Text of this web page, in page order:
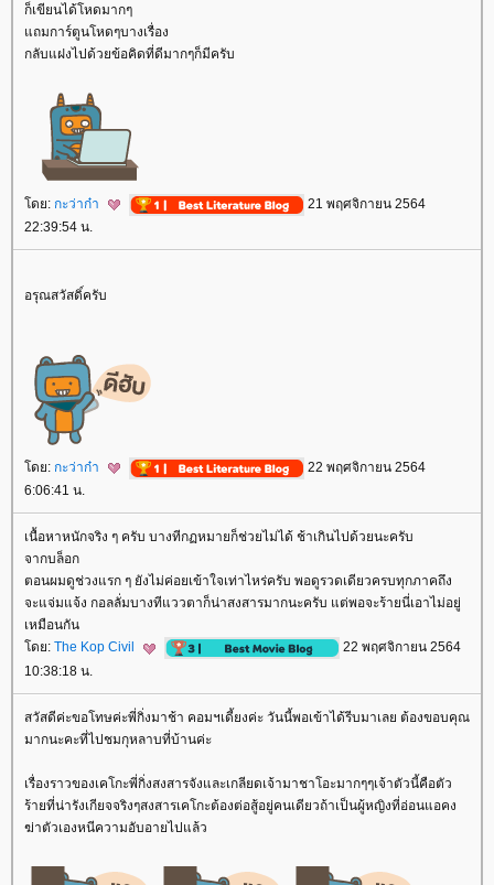
ก็เขียนได้โหดมากๆ
ถมการ์ตูนโหดๆบางเรื่อง
กลับแฝงไปด้วยข้อคิดที่ดีมากๆก็มีครับ
ดย: กะว่าก๋า
21 พฤศจิกายน 2564
22:39:54 น.
อรุณสวัสดิ์ครับ
ดย: กะว่าก๋า
22 พฤศจิกายน 2564
6:06:41 น.
เนื้อหาหนักจริง ๆ ครับ บางทีกฏหมายก็ช่วยไม่ได้ ช้าเกินไปด้วยนะครับ
จากบล็อก
ตอนผมดูช่วงแรก ๆ ยังไม่ค่อยเข้าใจเท่าไหร่ครับ พอดูรวดเดียวครบทุกภาคถึง
จะแจ่มแจ้ง กอลลั่มบางทีแววตาก็น่าสงสารมากนะครับ แต่พอจะร้ายนี่เอาไม่อยู่
เหมือนกัน
ดย: The Kop Civil
22 พฤศจิกายน 2564
10:38:18 น.
สวัสดีค่ะขอโทษค่ะพี่กิ่งมาช้า คอมฯเดี้ยงค่ะ วันนี้พอเข้าได้รีบมาเลย ต้องขอบคุณ
มากนะคะที่ไปชมกุหลาบที่บ้านค่ะ
เรื่องราวของเคโกะพี่กิ่งสงสารจังและเกลียดเจ้ามาชาโอะมากๆๆเจ้าตัวนี้คือตัว
ร้ายที่น่ารังเกียจจริงๆสงสารเคโกะต้องต่อสู้อยู่คนเดียวถ้าเป็นผู้หญิงที่อ่อนแอคง
ฆ่าตัวเองหนีความอับอายไปแล้ว